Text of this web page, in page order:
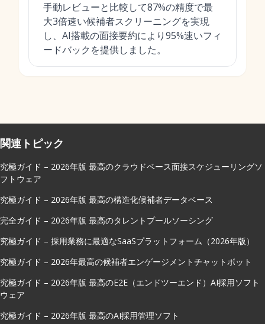
手動レビューと比較して87%の精度で最
大3倍速い候補者スクリーニングを実現
し、AI搭載の面接要約により95%速いフィ
ードバックを提供しました。
関連トピック
究極ガイド – 2026年版 最高のクラウドベース面接スケジューリングソ
フトウェア
究極ガイド – 2026年版 最高の構造化候補者データベース
完全ガイド – 2026年版 最高のタレントプールソーシング
究極ガイド – 採用業務に最適なSaaSプラットフォーム（2026年版）
究極ガイド – 2026年最高の候補者エンゲージメントチャットボット
究極ガイド – 2026年版 最高のE2E（エンドツーエンド）AI採用ソフト
ウェア
究極ガイド – 2026年版 最高のAI採用管理ソフト